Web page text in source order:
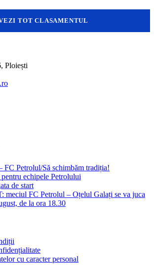
TOT CLASAMENTUL
Ploiești
FC Petrolul/Să schimbăm tradiția!
echipele Petrolului
de start
meciul FC Petrolul – Oțelul Galați se va juca
de la ora 18.30
cu caracter personal